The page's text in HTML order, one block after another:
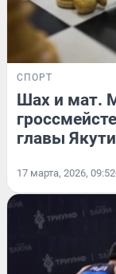
СПОРТ
Шах и мат.
главы
17 марта, 2026, 09:52